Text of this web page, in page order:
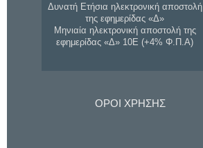
Δυνατή Ετήσια ηλεκτρονική αποστολή
της εφημερίδας «Δ»
Μηνιαία ηλεκτρονική αποστολή της
εφημερίδας «Δ» 10Ε (+4% Φ.Π.Α)
ΟΡΟΙ ΧΡΗΣΗΣ